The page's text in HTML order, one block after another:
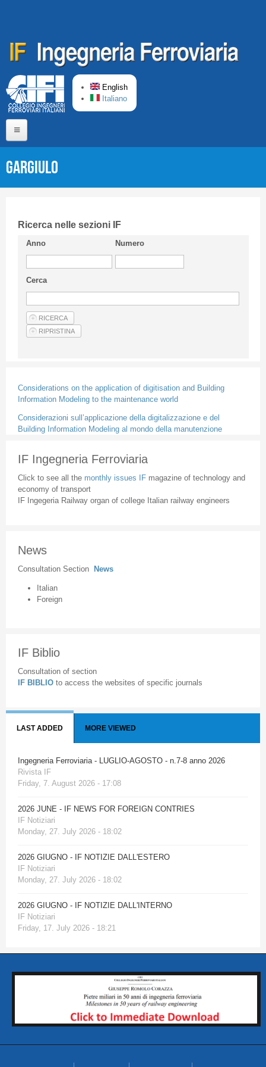
English
Italiano
Short presentation CIFI
Guideline
Privacy & Policy
Articles
GARGIULO
Ricerca nelle sezioni IF
Anno Numero
Cerca
Considerations on the application of digitisation and Building
Information Modeling to the maintenance world
Considerazioni sull’applicazione della digitalizzazione e del
Building Information Modeling al mondo della manutenzione
IF Ingegneria Ferroviaria
Click to see all the monthly issues IF magazine of technology and
economy of transport
IF Ingegeria Railway organ of college Italian railway engineers
News
Consultation Section News
Italian
Foreign
IF Biblio
Consultation of section
IF BIBLIO to access the websites of specific journals
LAST ADDED MORE VIEWED
Ingegneria Ferroviaria - LUGLIO-AGOSTO - n.7-8 anno 2026
Rivista IF
Friday, 7. August 2026 - 17:08
2026 JUNE - IF NEWS FOR FOREIGN CONTRIES
IF Notiziari
Monday, 27. July 2026 - 18:02
2026 GIUGNO - IF NOTIZIE DALL'ESTERO
IF Notiziari
Monday, 27. July 2026 - 18:02
2026 GIUGNO - IF NOTIZIE DALL'INTERNO
IF Notiziari
Friday, 17. July 2026 - 18:21